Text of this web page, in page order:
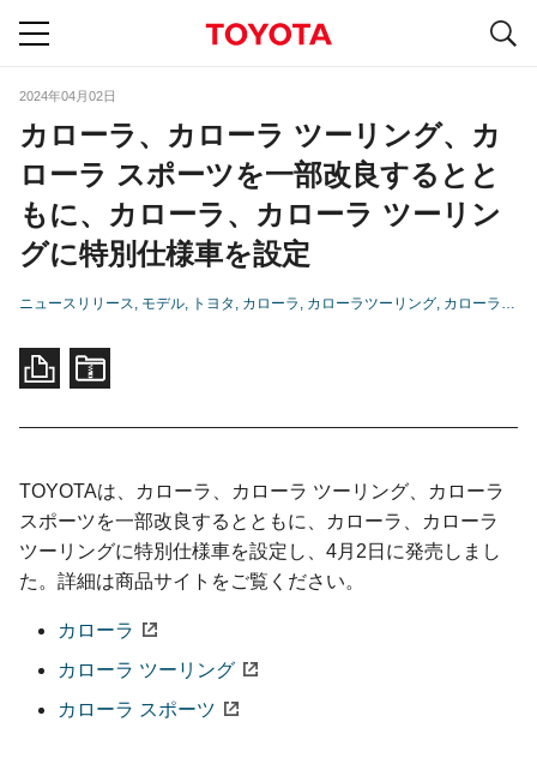
2024年04月02日
カローラ、カローラ ツーリング、カ
ローラ スポーツを一部改良するとと
もに、カローラ、カローラ ツーリン
グに特別仕様車を設定
ニュースリリース モデル トヨタ カローラ カローラツーリング カローラ スポーツ
TOYOTAは、カローラ、カローラ ツーリング、カローラ
スポーツを一部改良するとともに、カローラ、カローラ
ツーリングに特別仕様車を設定し、4月2日に発売しまし
た。詳細は商品サイトをご覧ください。
カローラ
カローラ ツーリング
カローラ スポーツ